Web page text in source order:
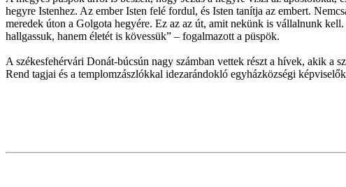
hegyre Istenhez. Az ember Isten felé fordul, és Isten tanítja az embert.
meredek úton a Golgota hegyére. Ez az az út, amit nekünk is vállalnunk
hallgassuk, hanem életét is kövessük” – fogalmazott a püspök.
A székesfehérvári Donát-búcsún nagy számban vettek részt a hívek, akik a
Rend tagjai és a templomzászlókkal idezarándokló egyházközségi